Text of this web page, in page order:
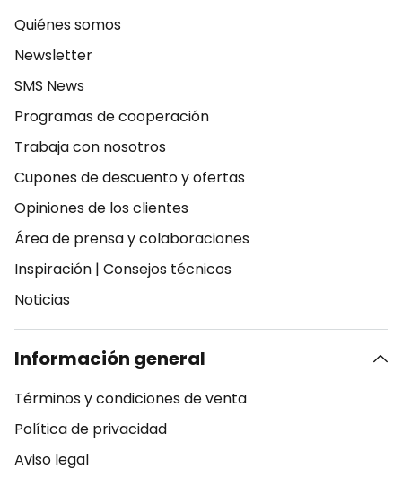
Quiénes somos
Newsletter
SMS News
Programas de cooperación
Trabaja con nosotros
Cupones de descuento y ofertas
Opiniones de los clientes
Área de prensa y colaboraciones
Inspiración | Consejos técnicos
Noticias
Información general
Términos y condiciones de venta
Política de privacidad
Aviso legal